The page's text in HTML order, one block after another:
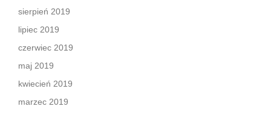
sierpień 2019
lipiec 2019
czerwiec 2019
maj 2019
kwiecień 2019
marzec 2019